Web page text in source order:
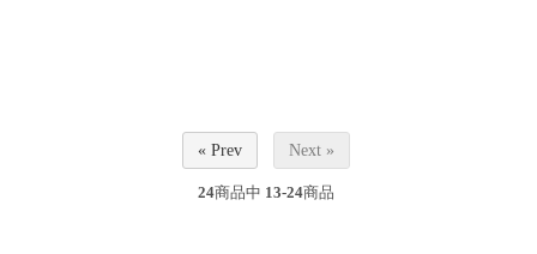
« Prev Next »
24商品中 13-24商品